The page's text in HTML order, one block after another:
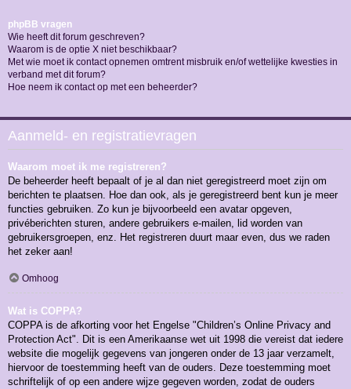
phpBB vragen
Wie heeft dit forum geschreven?
Waarom is de optie X niet beschikbaar?
Met wie moet ik contact opnemen omtrent misbruik en/of wettelijke kwesties in
verband met dit forum?
Hoe neem ik contact op met een beheerder?
Aanmeld- en registratievragen
Waarom moet ik me registreren?
De beheerder heeft bepaalt of je al dan niet geregistreerd moet zijn om
berichten te plaatsen. Hoe dan ook, als je geregistreerd bent kun je meer
functies gebruiken. Zo kun je bijvoorbeeld een avatar opgeven,
privéberichten sturen, andere gebruikers e-mailen, lid worden van
gebruikersgroepen, enz. Het registreren duurt maar even, dus we raden
het zeker aan!
Omhoog
Wat is COPPA?
COPPA is de afkorting voor het Engelse "Children’s Online Privacy and
Protection Act". Dit is een Amerikaanse wet uit 1998 die vereist dat iedere
website die mogelijk gegevens van jongeren onder de 13 jaar verzamelt,
hiervoor de toestemming heeft van de ouders. Deze toestemming moet
schriftelijk of op een andere wijze gegeven worden, zodat de ouders